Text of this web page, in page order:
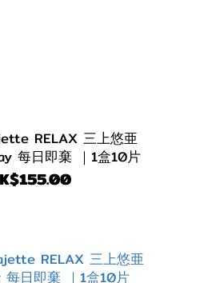
RELAX 三上悠亜
每日即棄 ｜1盒10片